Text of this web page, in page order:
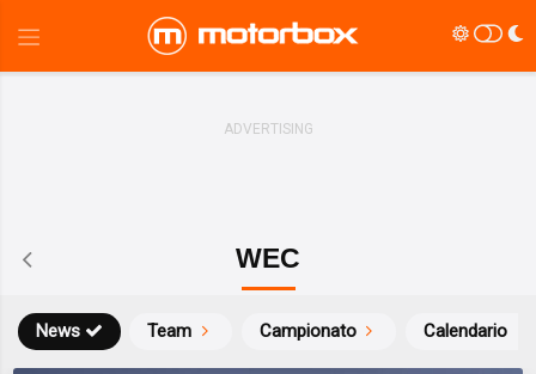
WEC
News Team Campionato Calendario